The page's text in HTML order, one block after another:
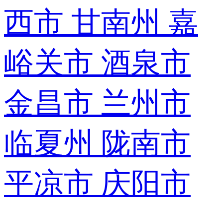
西市 甘南州 嘉
峪关市 酒泉市
金昌市 兰州市
临夏州 陇南市
平凉市 庆阳市